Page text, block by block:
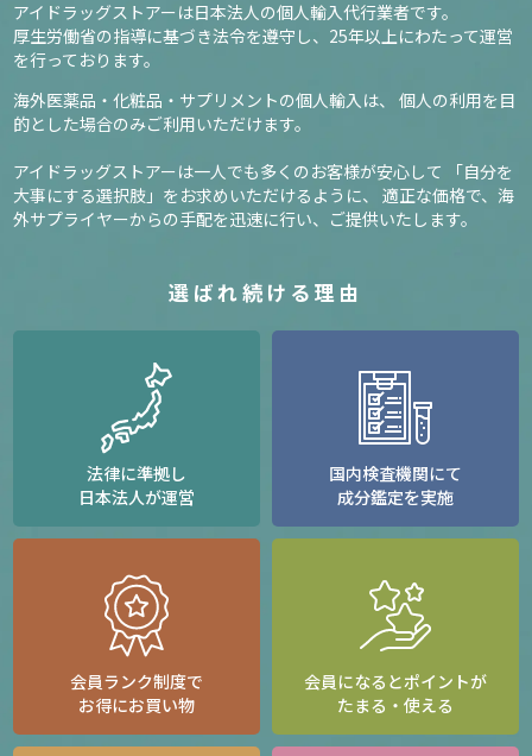
アイドラッグストアーは日本法人の個人輸入代行業者です。
厚生労働省の指導に基づき法令を遵守し、 25年以上にわたって運営
を行っております。
海外医薬品・化粧品・サプリメントの個人輸入は、 個人の利用を目
的とした場合のみご利用いただけます。
アイドラッグストアーは一人でも多くのお客様が安心して
「自分を
大事にする選択肢」をお求めいただけるように、 適正な価格で、海
外サプライヤーからの手配を迅速に行い、ご提供いたします。
選ばれ続ける理由
法律に準拠し
日本法人が運営
国内検査機関にて
成分鑑定を実施
会員ランク制度で
お得にお買い物
会員になるとポイントが
たまる・使える